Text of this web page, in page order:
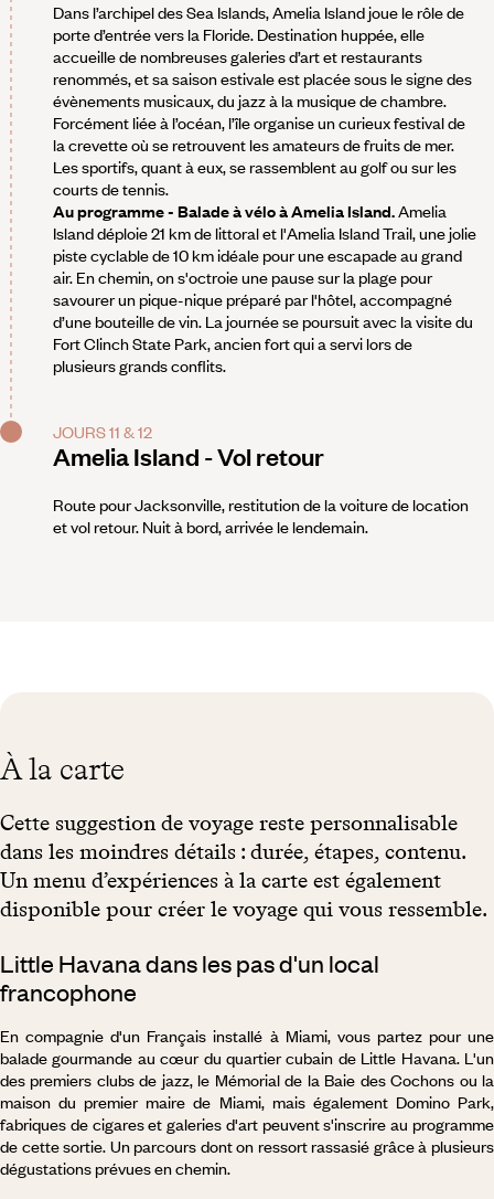
Dans l’archipel des Sea Islands, Amelia Island joue le rôle de
porte d’entrée vers la Floride. Destination huppée, elle
accueille de nombreuses galeries d’art et restaurants
renommés, et sa saison estivale est placée sous le signe des
évènements musicaux, du jazz à la musique de chambre.
Forcément liée à l’océan, l’île organise un curieux festival de
la crevette où se retrouvent les amateurs de fruits de mer.
Les sportifs, quant à eux, se rassemblent au golf ou sur les
courts de tennis.
Au programme - Balade à vélo à Amelia Island.Amelia
Island déploie 21 km de littoral et l'Amelia Island Trail, une jolie
piste cyclable de 10 km idéale pour une escapade au grand
air. En chemin, on s'octroie une pause sur la plage pour
savourer un pique-nique préparé par l'hôtel, accompagné
d’une bouteille de vin. La journée se poursuit avec la visite du
Fort Clinch State Park, ancien fort qui a servi lors de
plusieurs grands conflits.
JOURS 11 & 12
Amelia Island - Vol retour
Route pour Jacksonville, restitution de la voiture de location
et vol retour. Nuit à bord, arrivée le lendemain.
À la carte
Cette suggestion de voyage reste personnalisable
dans les moindres détails : durée, étapes, contenu.
Un menu d’expériences à la carte est également
disponible pour créer le voyage qui vous ressemble.
Little Havana dans les pas d'un local
francophone
En compagnie d'un Français installé à Miami, vous partez pour une
balade gourmande au cœur du quartier cubain de Little Havana. L'un
des premiers clubs de jazz, le Mémorial de la Baie des Cochons ou la
maison du premier maire de Miami, mais également Domino Park,
fabriques de cigares et galeries d'art peuvent s'inscrire au programme
de cette sortie. Un parcours dont on ressort rassasié grâce à plusieurs
dégustations prévues en chemin.